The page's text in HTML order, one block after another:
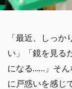
「最近、しっ
い」「鏡を見る
になる……」そん
に戸惑いを感じ